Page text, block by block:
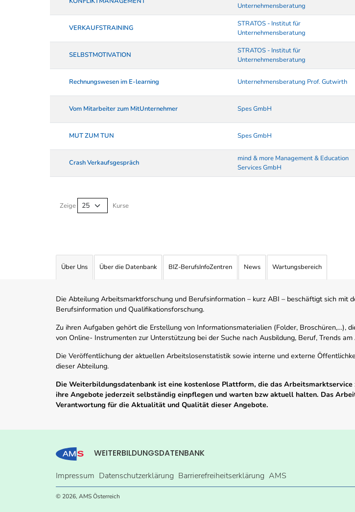
Unternehmensberatung
VERKAUFSTRAINING
STRATOS - Institut für
Unternehmensberatung
SELBSTMOTIVATION
STRATOS - Institut für
Unternehmensberatung
Rechnungswesen im E-learning Unternehmensberatung Prof. Gutwirth
Vom Mitarbeiter zum MitUnternehmer Spes GmbH
MUT ZUM TUN Spes GmbH
Crash Verkaufsgespräch
mind & more Management & Education
Services GmbH
Zeige Kurse
Über Uns Über die Datenbank BIZ-BerufsInfoZentren News Wartungsbereich
Die Abteilung Arbeitsmarktforschung und Berufsinformation – kurz ABI – beschäftigt sich mit
Berufsinformation und Qualifikationsforschung.
Zu ihren Aufgaben gehört die Erstellung von Informationsmaterialien (Folder, Broschüren,…),
von Online- Instrumenten zur Unterstützung bei der Suche nach Ausbildung, Beruf, Trends
Die Veröffentlichung der aktuellen Arbeitslosenstatistik sowie interne und externe
dieser Abteilung.
Die Weiterbildungsdatenbank ist eine kostenlose Plattform, die das
ihre Angebote jederzeit selbständig einpflegen und warten bzw aktuell halten. Das
Verantwortung für die Aktualität und Qualität dieser Angebote.
WEITERBILDUNGSDATENBANK
Impressum Datenschutzerklärung Barrierefreiheitserklärung AMS
© 2026, AMS Österreich